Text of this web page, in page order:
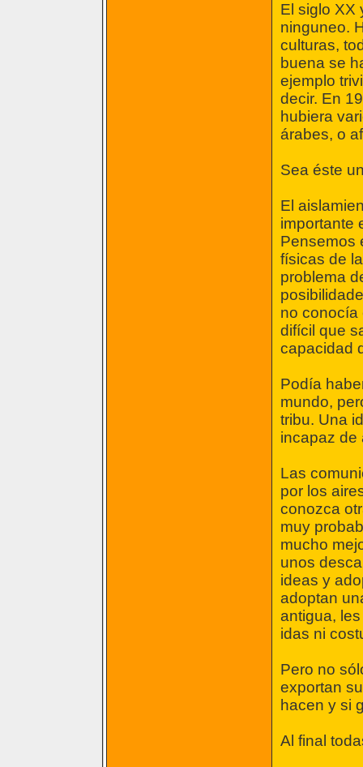
El siglo XX
ninguneo.
culturas,
buena se
ejemplo
decir. En
hubiera
árabes, o
Sea éste
El
importante
Pensemos
físicas de
problema
no conocía
difícil que
capacidad
Podía
mundo,
tribu. Una
incapaz de
Las
por los
conozca
muy
mucho
unos
ideas y
adoptan
antigua,
idas ni
Pero no
exportan
hacen y si
Al final